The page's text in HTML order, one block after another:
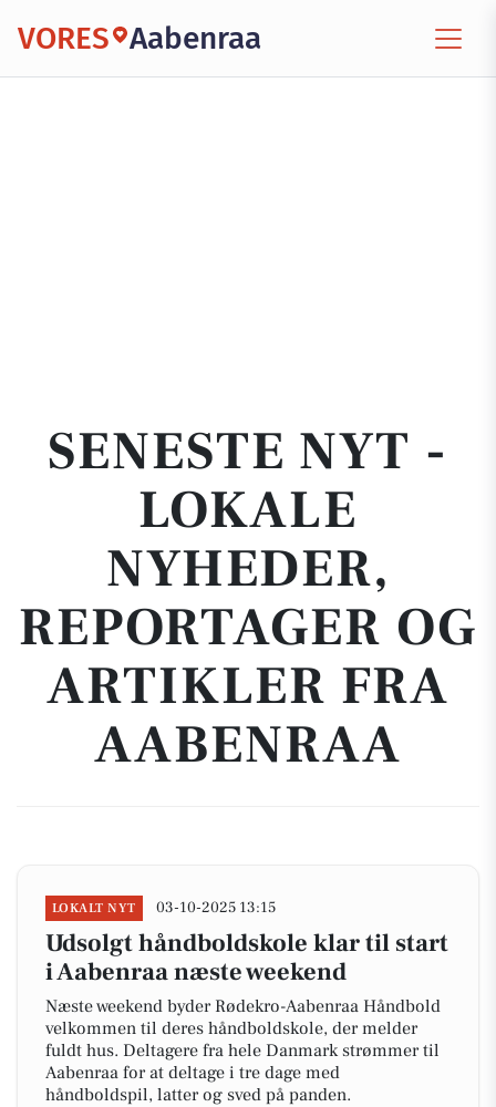
VORES Aabenraa
SENESTE NYT -
LOKALE
NYHEDER,
REPORTAGER OG
ARTIKLER FRA
AABENRAA
LOKALT NYT 03-10-2025 13:15
Udsolgt håndboldskole klar til start
i Aabenraa næste weekend
Næste weekend byder Rødekro-Aabenraa Håndbold
velkommen til deres håndboldskole, der melder
fuldt hus. Deltagere fra hele Danmark strømmer til
Aabenraa for at deltage i tre dage med
håndboldspil, latter og sved på panden.